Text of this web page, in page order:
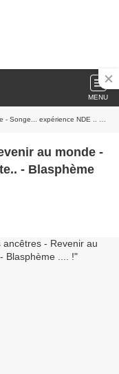
MENU
NDE .. suite.. - Blasphème .... !
au monde -
- Blasphème